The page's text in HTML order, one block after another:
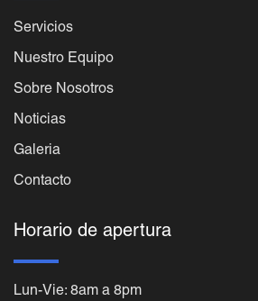
Servicios
Nuestro Equipo
Sobre Nosotros
Noticias
Galeria
Contacto
Horario de apertura
Lun-Vie: 8am a 8pm